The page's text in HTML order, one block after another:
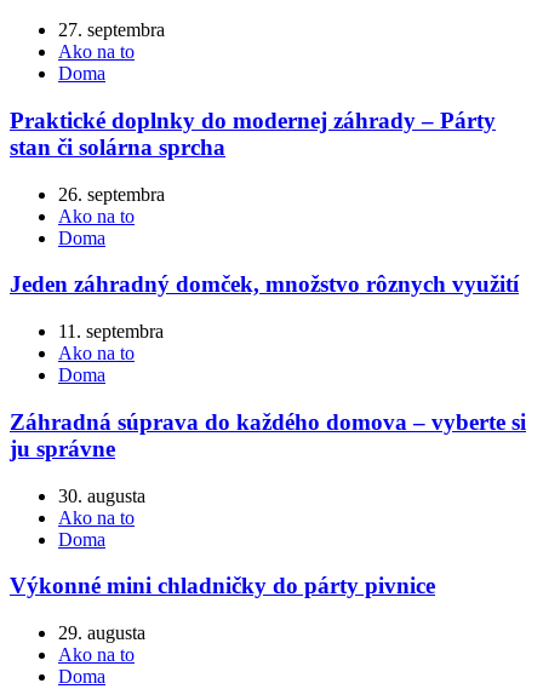
27. septembra
Ako na to
Doma
Praktické doplnky do modernej záhrady – Párty
stan či solárna sprcha
26. septembra
Ako na to
Doma
Jeden záhradný domček, množstvo rôznych využití
11. septembra
Ako na to
Doma
Záhradná súprava do každého domova – vyberte si
ju správne
30. augusta
Ako na to
Doma
Výkonné mini chladničky do párty pivnice
29. augusta
Ako na to
Doma